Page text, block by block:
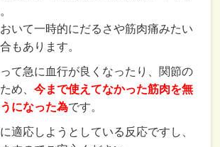
いて一時的にだるさや筋肉痛みたい
もあります。
て急に血行が良くなったり、関節の
め、今まで使えてなかった筋肉を無
になった為です。
適応しようとしている反応ですし、